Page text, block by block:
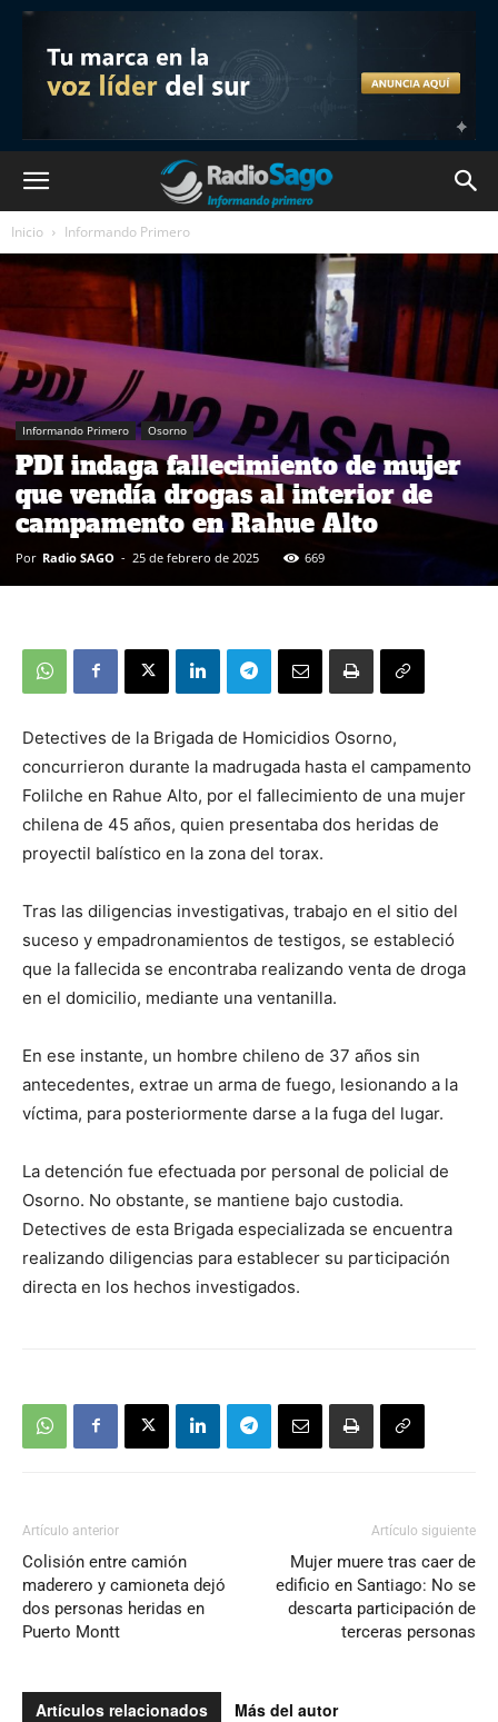
Inicio Informando Primero
Informando Primero Osorno
PDI indaga fallecimiento de mujer
que vendía drogas al interior de
campamento en Rahue Alto
Por Radio SAGO - 25 de febrero de 2025 669
Detectives de la Brigada de Homicidios Osorno,
concurrieron durante la madrugada hasta el campamento
Folilche en Rahue Alto, por el fallecimiento de una mujer
chilena de 45 años, quien presentaba dos heridas de
proyectil balístico en la zona del torax.
Tras las diligencias investigativas, trabajo en el sitio del
suceso y empadronamientos de testigos, se estableció
que la fallecida se encontraba realizando venta de droga
en el domicilio, mediante una ventanilla.
En ese instante, un hombre chileno de 37 años sin
antecedentes, extrae un arma de fuego, lesionando a la
víctima, para posteriormente darse a la fuga del lugar.
La detención fue efectuada por personal de policial de
Osorno. No obstante, se mantiene bajo custodia.
Detectives de esta Brigada especializada se encuentra
realizando diligencias para establecer su participación
directa en los hechos investigados.
Artículo anterior
Colisión entre camión
maderero y camioneta dejó
dos personas heridas en
Puerto Montt
Artículo siguiente
Mujer muere tras caer de
edificio en Santiago: No se
descarta participación de
terceras personas
Artículos relacionados Más del autor